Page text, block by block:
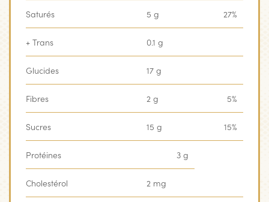
Saturés 5 g 27%
+ Trans 0.1 g
Glucides 17 g
Fibres 2 g 5%
Sucres 15 g 15%
Protéines 3 g
Cholestérol 2 mg